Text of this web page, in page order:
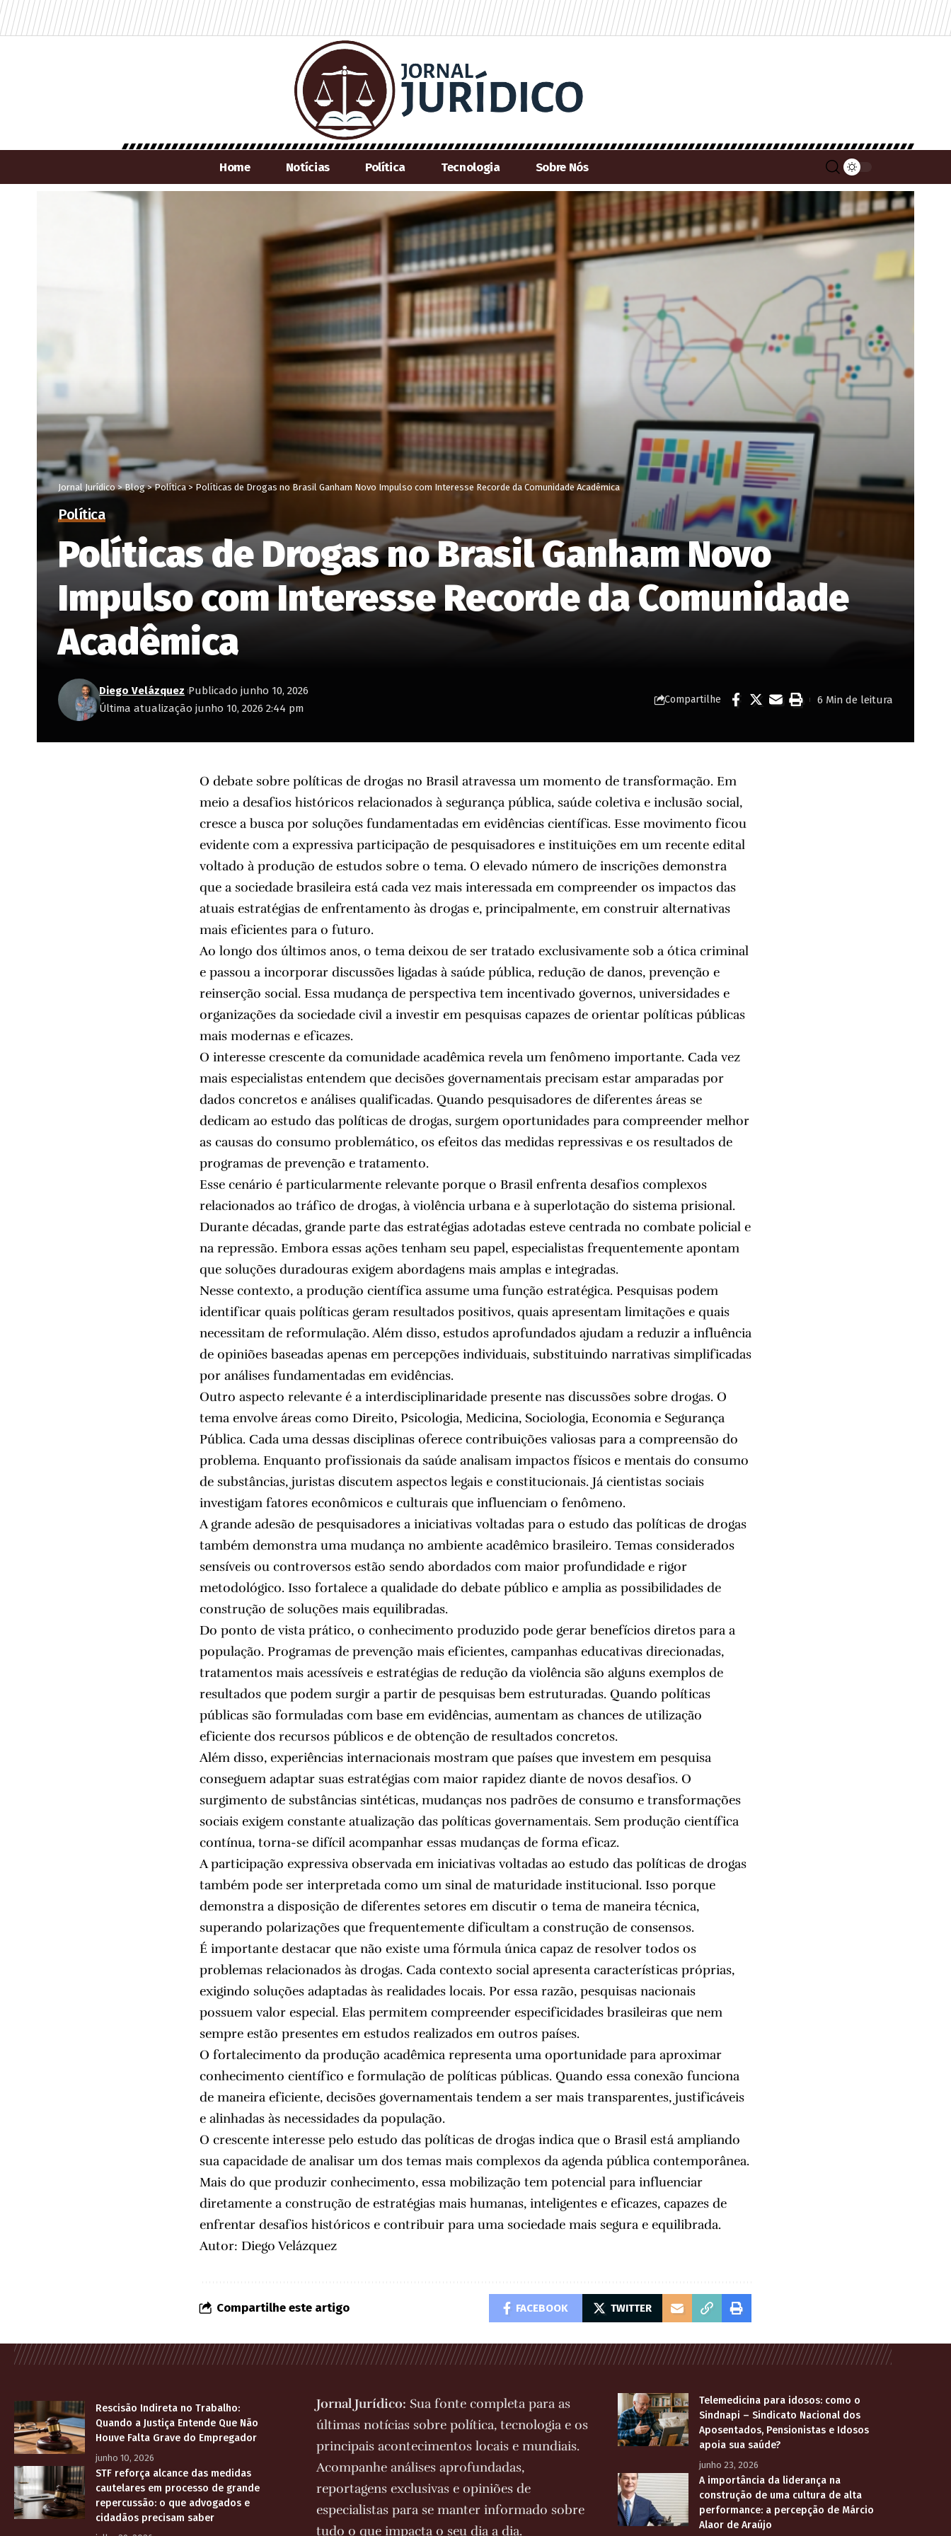
Home Notícias Política Tecnologia Sobre Nós
Jornal Jurídico>Blog>Política>Políticas de Drogas no Brasil Ganham Novo Impulso com Interesse Recorde da Comunidade Acadêmica
Política
Políticas de Drogas no Brasil Ganham Novo
Impulso com Interesse Recorde da Comunidade
Acadêmica
Última atualização junho 10, 2026 2:44 pm
Diego Velázquez Publicado junho 10, 2026
Compartilhe 6 Min de leitura
O debate sobre políticas de drogas no Brasil atravessa um momento de transformação. Em
meio a desafios históricos relacionados à segurança pública, saúde coletiva e inclusão social,
cresce a busca por soluções fundamentadas em evidências científicas. Esse movimento ficou
evidente com a expressiva participação de pesquisadores e instituições em um recente edital
voltado à produção de estudos sobre o tema. O elevado número de inscrições demonstra
que a sociedade brasileira está cada vez mais interessada em compreender os impactos das
atuais estratégias de enfrentamento às drogas e, principalmente, em construir alternativas
mais eficientes para o futuro.
Ao longo dos últimos anos, o tema deixou de ser tratado exclusivamente sob a ótica criminal
e passou a incorporar discussões ligadas à saúde pública, redução de danos, prevenção e
reinserção social. Essa mudança de perspectiva tem incentivado governos, universidades e
organizações da sociedade civil a investir em pesquisas capazes de orientar políticas públicas
mais modernas e eficazes.
O interesse crescente da comunidade acadêmica revela um fenômeno importante. Cada vez
mais especialistas entendem que decisões governamentais precisam estar amparadas por
dados concretos e análises qualificadas. Quando pesquisadores de diferentes áreas se
dedicam ao estudo das políticas de drogas, surgem oportunidades para compreender melhor
as causas do consumo problemático, os efeitos das medidas repressivas e os resultados de
programas de prevenção e tratamento.
Esse cenário é particularmente relevante porque o Brasil enfrenta desafios complexos
relacionados ao tráfico de drogas, à violência urbana e à superlotação do sistema prisional.
Durante décadas, grande parte das estratégias adotadas esteve centrada no combate policial e
na repressão. Embora essas ações tenham seu papel, especialistas frequentemente apontam
que soluções duradouras exigem abordagens mais amplas e integradas.
Nesse contexto, a produção científica assume uma função estratégica. Pesquisas podem
identificar quais políticas geram resultados positivos, quais apresentam limitações e quais
necessitam de reformulação. Além disso, estudos aprofundados ajudam a reduzir a influência
de opiniões baseadas apenas em percepções individuais, substituindo narrativas simplificadas
por análises fundamentadas em evidências.
Outro aspecto relevante é a interdisciplinaridade presente nas discussões sobre drogas. O
tema envolve áreas como Direito, Psicologia, Medicina, Sociologia, Economia e Segurança
Pública. Cada uma dessas disciplinas oferece contribuições valiosas para a compreensão do
problema. Enquanto profissionais da saúde analisam impactos físicos e mentais do consumo
de substâncias, juristas discutem aspectos legais e constitucionais. Já cientistas sociais
investigam fatores econômicos e culturais que influenciam o fenômeno.
A grande adesão de pesquisadores a iniciativas voltadas para o estudo das políticas de drogas
também demonstra uma mudança no ambiente acadêmico brasileiro. Temas considerados
sensíveis ou controversos estão sendo abordados com maior profundidade e rigor
metodológico. Isso fortalece a qualidade do debate público e amplia as possibilidades de
construção de soluções mais equilibradas.
Do ponto de vista prático, o conhecimento produzido pode gerar benefícios diretos para a
população. Programas de prevenção mais eficientes, campanhas educativas direcionadas,
tratamentos mais acessíveis e estratégias de redução da violência são alguns exemplos de
resultados que podem surgir a partir de pesquisas bem estruturadas. Quando políticas
públicas são formuladas com base em evidências, aumentam as chances de utilização
eficiente dos recursos públicos e de obtenção de resultados concretos.
Além disso, experiências internacionais mostram que países que investem em pesquisa
conseguem adaptar suas estratégias com maior rapidez diante de novos desafios. O
surgimento de substâncias sintéticas, mudanças nos padrões de consumo e transformações
sociais exigem constante atualização das políticas governamentais. Sem produção científica
contínua, torna-se difícil acompanhar essas mudanças de forma eficaz.
A participação expressiva observada em iniciativas voltadas ao estudo das políticas de drogas
também pode ser interpretada como um sinal de maturidade institucional. Isso porque
demonstra a disposição de diferentes setores em discutir o tema de maneira técnica,
superando polarizações que frequentemente dificultam a construção de consensos.
É importante destacar que não existe uma fórmula única capaz de resolver todos os
problemas relacionados às drogas. Cada contexto social apresenta características próprias,
exigindo soluções adaptadas às realidades locais. Por essa razão, pesquisas nacionais
possuem valor especial. Elas permitem compreender especificidades brasileiras que nem
sempre estão presentes em estudos realizados em outros países.
O fortalecimento da produção acadêmica representa uma oportunidade para aproximar
conhecimento científico e formulação de políticas públicas. Quando essa conexão funciona
de maneira eficiente, decisões governamentais tendem a ser mais transparentes, justificáveis
e alinhadas às necessidades da população.
O crescente interesse pelo estudo das políticas de drogas indica que o Brasil está ampliando
sua capacidade de analisar um dos temas mais complexos da agenda pública contemporânea.
Mais do que produzir conhecimento, essa mobilização tem potencial para influenciar
diretamente a construção de estratégias mais humanas, inteligentes e eficazes, capazes de
enfrentar desafios históricos e contribuir para uma sociedade mais segura e equilibrada.
Autor: Diego Velázquez
Compartilhe este artigo FACEBOOK TWITTER
Rescisão Indireta no Trabalho:
Quando a Justiça Entende Que Não
Houve Falta Grave do Empregador
junho 10, 2026
STF reforça alcance das medidas
cautelares em processo de grande
repercussão: o que advogados e
cidadãos precisam saber
Jornal Jurídico: Sua fonte completa para as
últimas notícias sobre política, tecnologia e os
principais acontecimentos locais e mundiais.
Acompanhe análises aprofundadas,
reportagens exclusivas e opiniões de
especialistas para se manter informado sobre
tudo o que impacta o seu dia a dia.
Telemedicina para idosos: como o
Sindnapi – Sindicato Nacional dos
Aposentados, Pensionistas e Idosos
apoia sua saúde?
junho 23, 2026
A importância da liderança na
construção de uma cultura de alta
performance: a percepção de Márcio
Alaor de Araújo